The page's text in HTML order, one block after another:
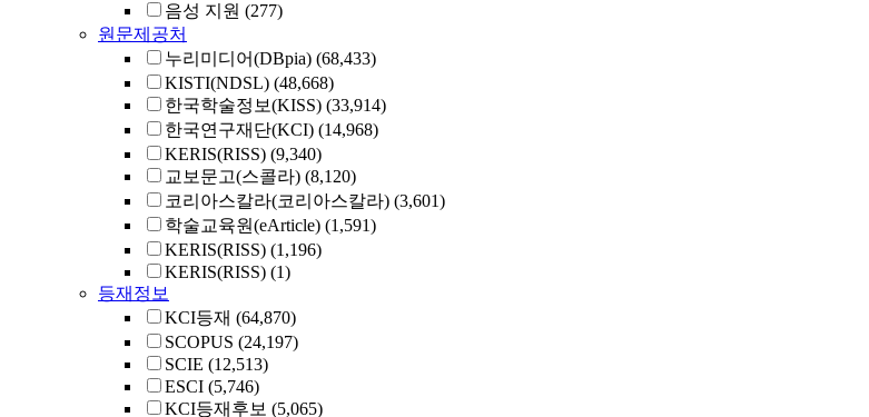
음성 지원 (277)
원문제공처
누리미디어(DBpia) (68,433)
KISTI(NDSL) (48,668)
한국학술정보(KISS) (33,914)
한국연구재단(KCI) (14,968)
KERIS(RISS) (9,340)
교보문고(스콜라) (8,120)
코리아스칼라(코리아스칼라) (3,601)
학술교육원(eArticle) (1,591)
KERIS(RISS) (1,196)
KERIS(RISS) (1)
등재정보
KCI등재 (64,870)
SCOPUS (24,197)
SCIE (12,513)
ESCI (5,746)
KCI등재후보 (5,065)